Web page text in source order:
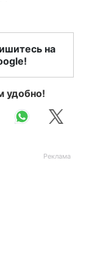
на
удобно!